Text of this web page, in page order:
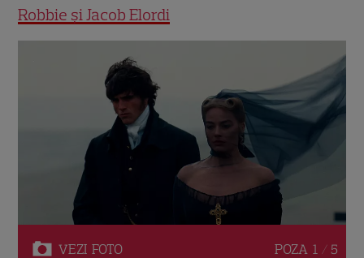
Robbie și Jacob Elordi
VEZI FOTO POZA 1 / 5